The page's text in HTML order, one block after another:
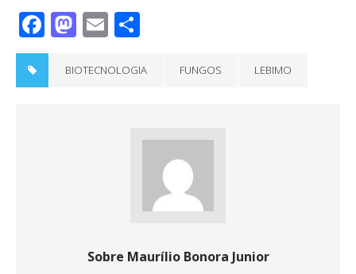
F
a
M
st
E
ai a
BIOTECNOLOGIA FUNGOS LEBIMO
Sobre Maurílio Bonora Junior